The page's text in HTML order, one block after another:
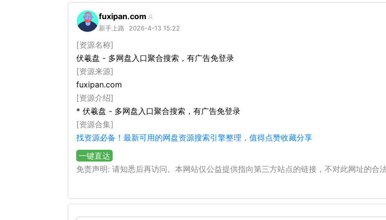
fuxipan.com
新手上路 2026-4-13 15:22
[资源名称]
伏羲盘 - 多网盘入口聚合搜索，有广告免登录
[资源来源]
fuxipan.com
[资源介绍]
* 伏羲盘 - 多网盘入口聚合搜索，有广告免登录
[资源合集]
找资源必备！最新可用的网盘资源搜索引擎整理，值得点赞收藏分享
一键直达
免责声明: 请知悉后再访问。本网站仅公益提供指向第三方站点的链接，不对此网址的合